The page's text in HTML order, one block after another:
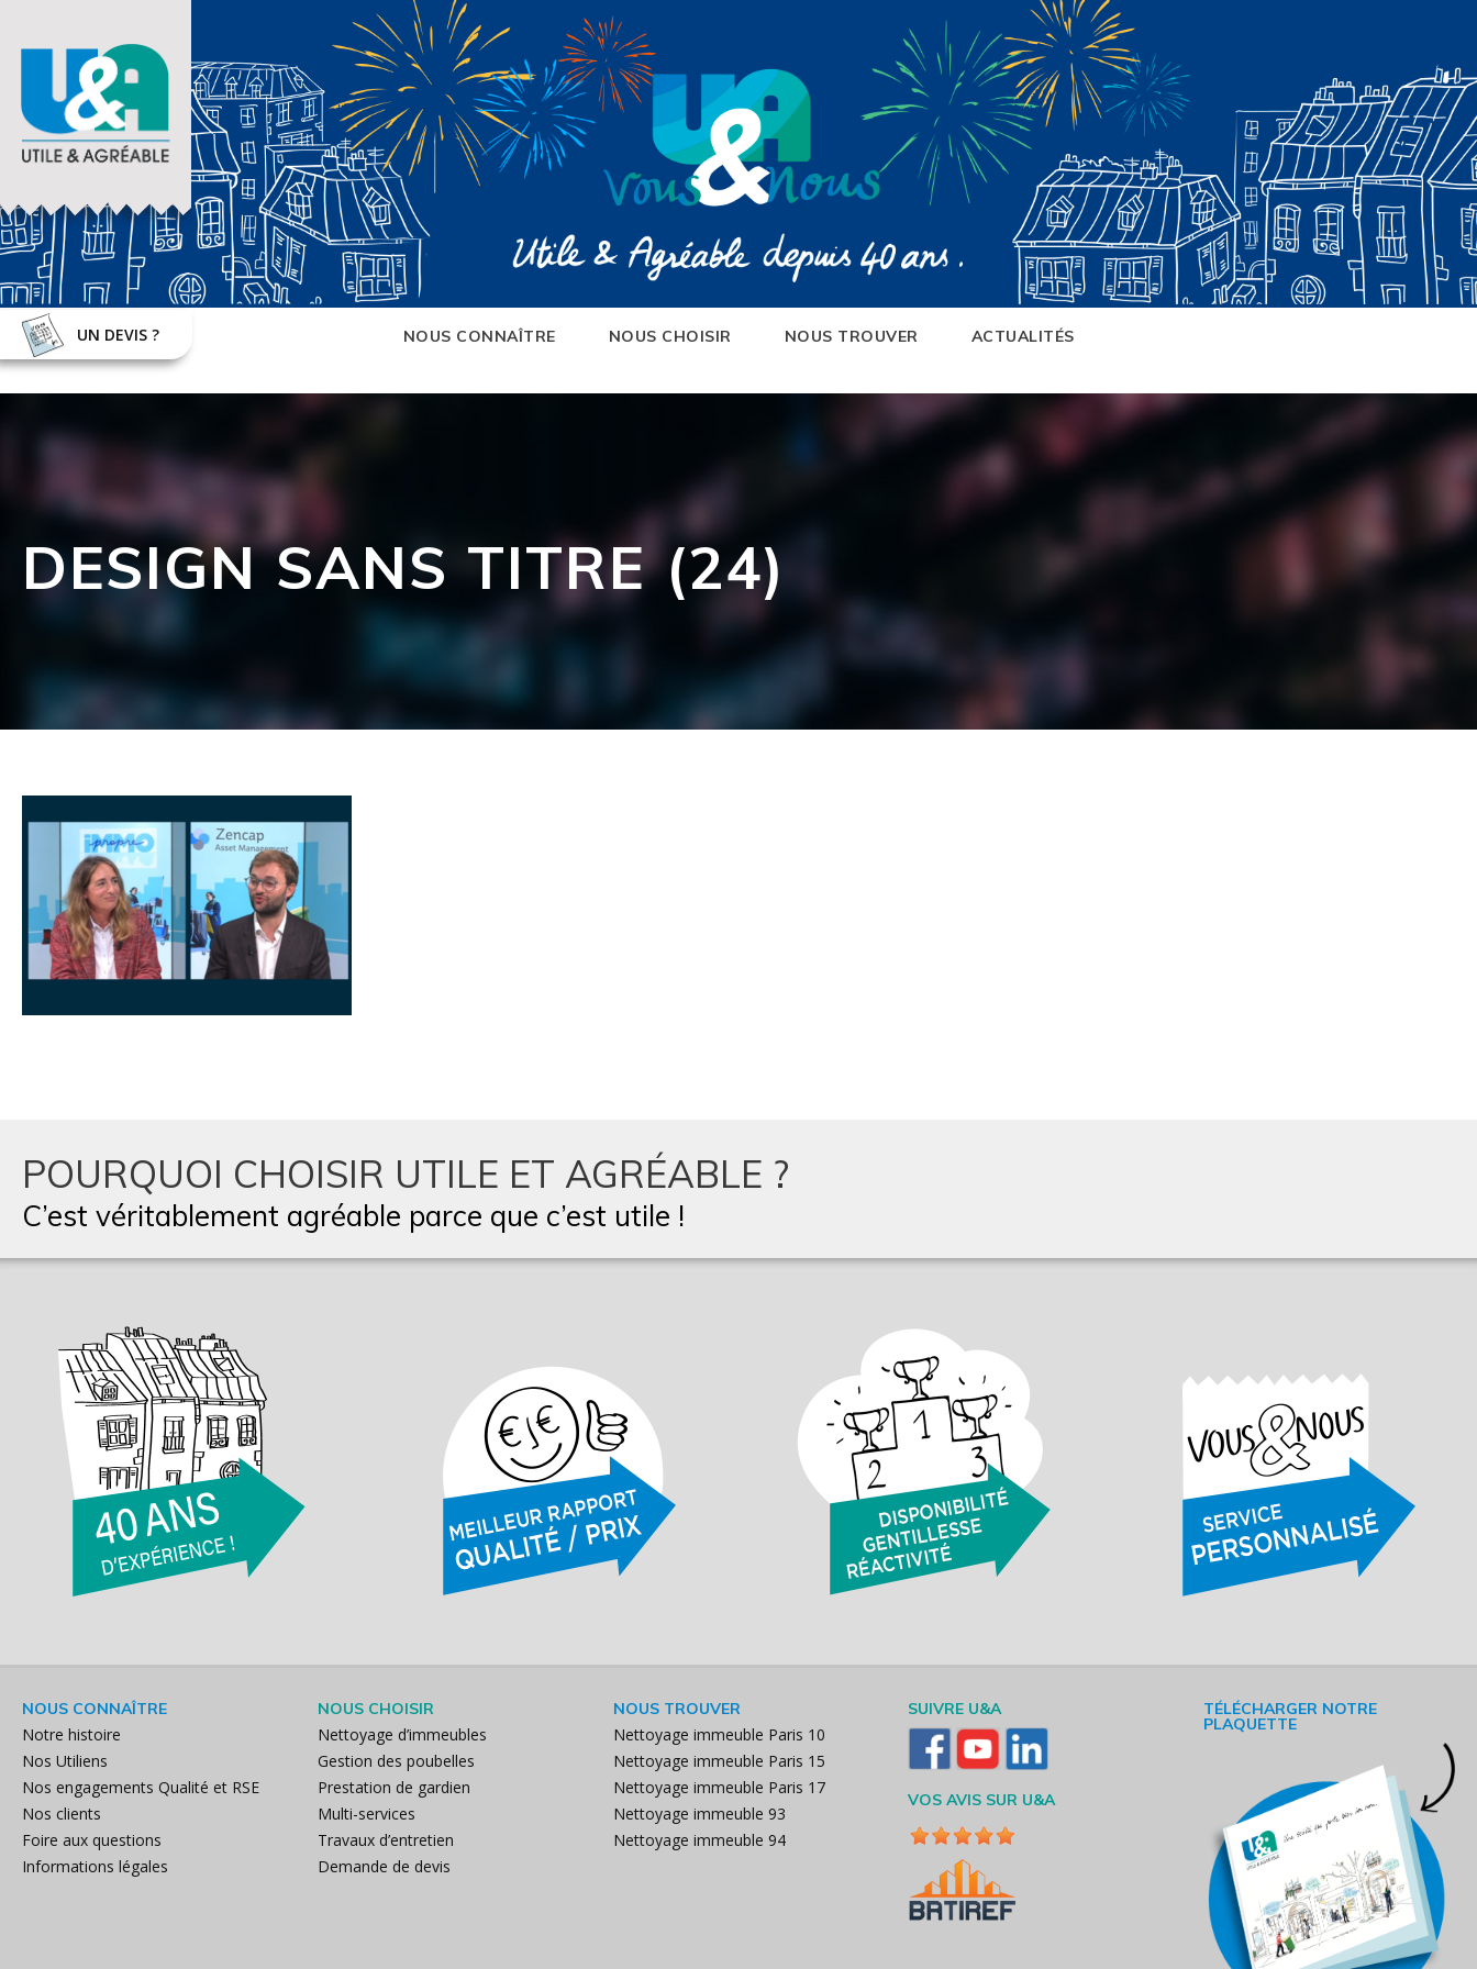
NOUS CONNAÎTRE NOUS CHOISIR NOUS TROUVER ACTUALITÉS
UN DEVIS ?
DESIGN SANS TITRE (24)
POURQUOI CHOISIR UTILE ET AGRÉABLE ?
C’est véritablement agréable parce que c’est utile !
NOUS CONNAÎTRE
Notre histoire
Nos Utiliens
Nos engagements Qualité et RSE
Nos clients
Foire aux questions
Informations légales
NOUS CHOISIR
Nettoyage d’immeubles
Gestion des poubelles
Prestation de gardien
Multi-services
Travaux d’entretien
Demande de devis
NOUS TROUVER
Nettoyage immeuble Paris 10
Nettoyage immeuble Paris 15
Nettoyage immeuble Paris 17
Nettoyage immeuble 93
Nettoyage immeuble 94
SUIVRE U&A
VOS AVIS SUR U&A
TÉLÉCHARGER NOTRE
PLAQUETTE